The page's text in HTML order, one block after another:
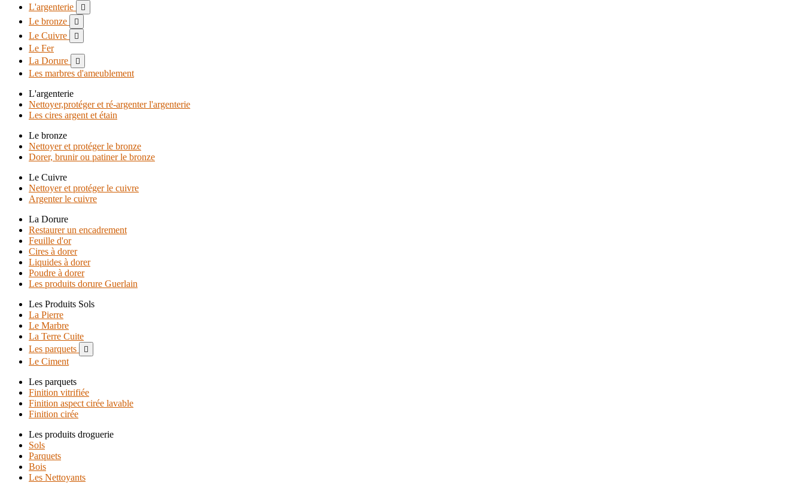
L'argenterie

Le bronze 
Le Cuivre 
Le Fer
La Dorure

Les marbres d'ameublement
L'argenterie
Nettoyer,protéger et ré-argenter l'argenterie
Les cires argent et étain
Le bronze
Nettoyer et protéger le bronze
Dorer, brunir ou patiner le bronze
Le Cuivre
Nettoyer et protéger le cuivre
Argenter le cuivre
La Dorure
Restaurer un encadrement
Feuille d'or
Cires à dorer
Liquides à dorer
Poudre à dorer
Les produits dorure Guerlain
Les Produits Sols
La Pierre
Le Marbre
La Terre Cuite
Les parquets

Le Ciment
Les parquets
Finition vitrifiée
Finition aspect cirée lavable
Finition cirée
Les produits droguerie
Sols
Parquets
Bois
Les Nettoyants